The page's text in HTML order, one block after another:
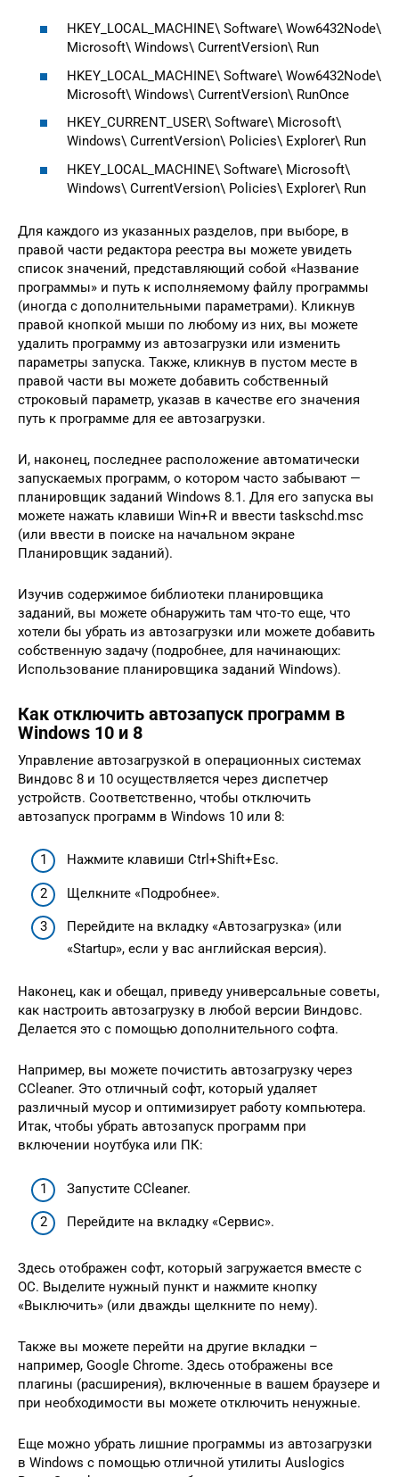
HKEY_LOCAL_MACHINE\ Software\ Wow6432Node\
Microsoft\ Windows\ CurrentVersion\ Run
HKEY_LOCAL_MACHINE\ Software\ Wow6432Node\
Microsoft\ Windows\ CurrentVersion\ RunOnce
HKEY_CURRENT_USER\ Software\ Microsoft\
Windows\ CurrentVersion\ Policies\ Explorer\ Run
HKEY_LOCAL_MACHINE\ Software\ Microsoft\
Windows\ CurrentVersion\ Policies\ Explorer\ Run
Для каждого из указанных разделов, при выборе, в
правой части редактора реестра вы можете увидеть
список значений, представляющий собой «Название
программы» и путь к исполняемому файлу программы
(иногда с дополнительными параметрами). Кликнув
правой кнопкой мыши по любому из них, вы можете
удалить программу из автозагрузки или изменить
параметры запуска. Также, кликнув в пустом месте в
правой части вы можете добавить собственный
строковый параметр, указав в качестве его значения
путь к программе для ее автозагрузки.
И, наконец, последнее расположение автоматически
запускаемых программ, о котором часто забывают —
планировщик заданий Windows 8.1. Для его запуска вы
можете нажать клавиши Win+R и ввести taskschd.msc
(или ввести в поиске на начальном экране
Планировщик заданий).
Изучив содержимое библиотеки планировщика
заданий, вы можете обнаружить там что-то еще, что
хотели бы убрать из автозагрузки или можете добавить
собственную задачу (подробнее, для начинающих:
Использование планировщика заданий Windows).
Как отключить автозапуск программ в
Windows 10 и 8
Управление автозагрузкой в операционных системах
Виндовс 8 и 10 осуществляется через диспетчер
устройств. Соответственно, чтобы отключить
автозапуск программ в Windows 10 или 8:
Нажмите клавиши Ctrl+Shift+Esc.
Щелкните «Подробнее».
Перейдите на вкладку «Автозагрузка» (или
«Startup», если у вас английская версия).
Наконец, как и обещал, приведу универсальные советы,
как настроить автозагрузку в любой версии Виндовс.
Делается это с помощью дополнительного софта.
Например, вы можете почистить автозагрузку через
CCleaner. Это отличный софт, который удаляет
различный мусор и оптимизирует работу компьютера.
Итак, чтобы убрать автозапуск программ при
включении ноутбука или ПК:
Запустите CCleaner.
Перейдите на вкладку «Сервис».
Здесь отображен софт, который загружается вместе с
ОС. Выделите нужный пункт и нажмите кнопку
«Выключить» (или дважды щелкните по нему).
Также вы можете перейти на другие вкладки –
например, Google Chrome. Здесь отображены все
плагины (расширения), включенные в вашем браузере и
при необходимости вы можете отключить ненужные.
Еще можно убрать лишние программы из автозагрузки
в Windows с помощью отличной утилиты Auslogics